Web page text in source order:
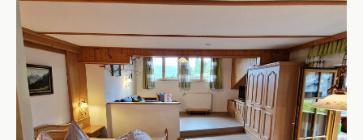
Reinigungsausstattung in der Wohnung
Toaster
Wasserkocher
Küche
Küchenausstattung